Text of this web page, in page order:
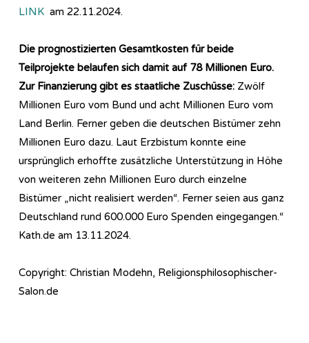
LINK am 22.11.2024.
Die prognostizierten Gesamtkosten für beide
Teilprojekte belaufen sich damit auf 78 Millionen Euro.
Zur Finanzierung gibt es staatliche Zuschüsse: Zwölf
Millionen Euro vom Bund und acht Millionen Euro vom
Land Berlin. Ferner geben die deutschen Bistümer zehn
Millionen Euro dazu. Laut Erzbistum konnte eine
ursprünglich erhoffte zusätzliche Unterstützung in Höhe
von weiteren zehn Millionen Euro durch einzelne
Bistümer „nicht realisiert werden“. Ferner seien aus ganz
Deutschland rund 600.000 Euro Spenden eingegangen.“
Kath.de am 13.11.2024.
Copyright: Christian Modehn, Religionsphilosophischer-
Salon.de